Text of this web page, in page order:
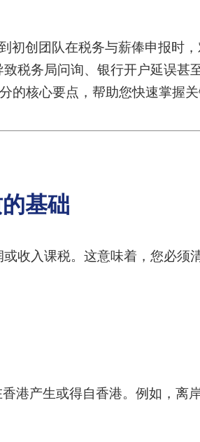
初创团队在税务与薪俸申报时
税务局问询、银行开户延误甚
的核心要点，帮助您快速掌握关
基础
收入课税。这意味着，您必须
港产生或得自香港。例如，离